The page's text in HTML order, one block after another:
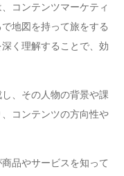
、コンテンツマーケティ
地図を持って旅をする
く理解することで、効
、その人物の背景や課
コンテンツの方向性や
品やサービスを知って